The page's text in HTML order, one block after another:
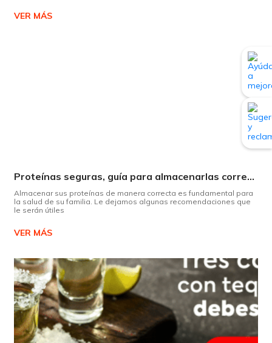
VER MÁS
Proteínas seguras, guía para almacenarlas correctamente Copiar
Almacenar sus proteínas de manera correcta es fundamental para
la salud de su familia. Le dejamos algunas recomendaciones que
le serán útiles
VER MÁS